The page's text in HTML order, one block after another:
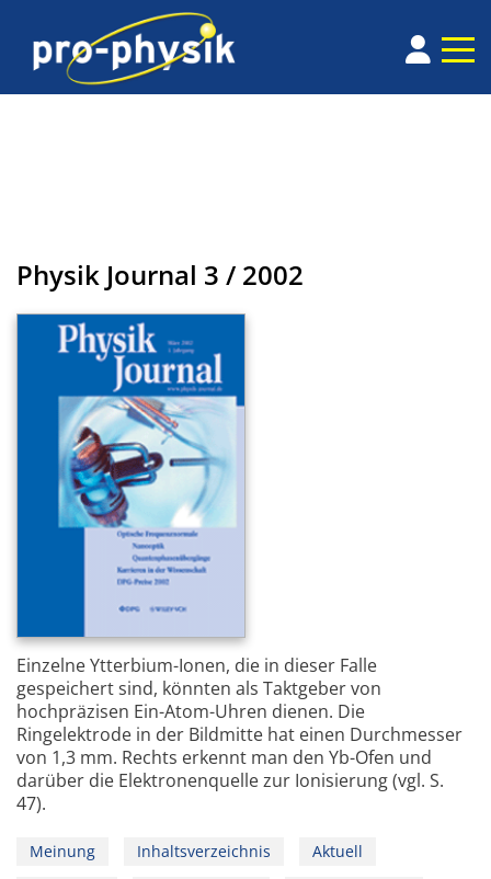
Physik Journal 3 / 2002
Einzelne Ytterbium-Ionen, die in dieser Falle
gespeichert sind, könnten als Taktgeber von
hochpräzisen Ein-Atom-Uhren dienen. Die
Ringelektrode in der Bildmitte hat einen Durchmesser
von 1,3 mm. Rechts erkennt man den Yb-Ofen und
darüber die Elektronenquelle zur Ionisierung (vgl. S.
47).
Meinung Inhaltsverzeichnis
Aktuell